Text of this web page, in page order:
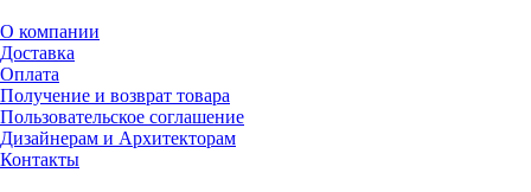
О компании
Доставка
Оплата
Получение и возврат товара
Пользовательское соглашение
Дизайнерам и Архитекторам
Контакты